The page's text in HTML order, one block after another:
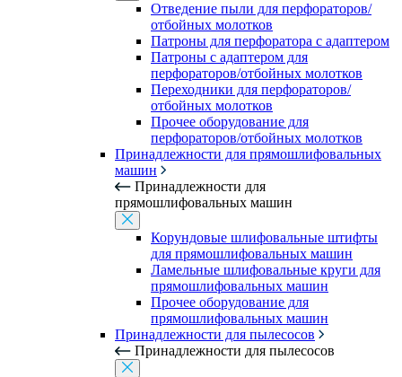
Отведение пыли для перфораторов/
отбойных молотков
Патроны для перфоратора с адаптером
Патроны с адаптером для
перфораторов/отбойных молотков
Переходники для перфораторов/
отбойных молотков
Прочее оборудование для
перфораторов/отбойных молотков
Принадлежности для прямошлифовальных
машин
Принадлежности для
прямошлифовальных машин
Корундовые шлифовальные штифты
для прямошлифовальных машин
Ламельные шлифовальные круги для
прямошлифовальных машин
Прочее оборудование для
прямошлифовальных машин
Принадлежности для пылесосов
Принадлежности для пылесосов